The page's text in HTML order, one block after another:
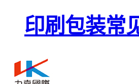
印刷包装常